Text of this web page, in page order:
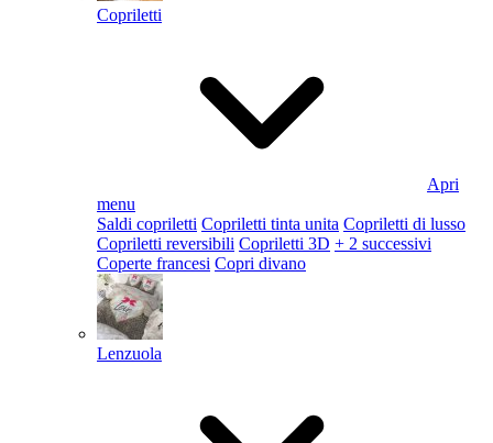
Copriletti
Apri
menu
Saldi copriletti Copriletti tinta unita Copriletti di lusso
Copriletti reversibili Copriletti 3D + 2 successivi
Coperte francesi Copri divano
Lenzuola